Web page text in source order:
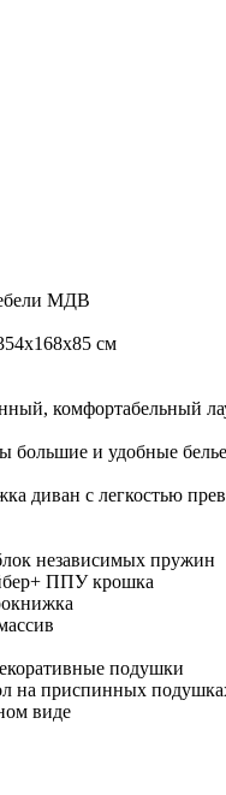
МДВ
см
комфортабельный
большие и удобные
диван с легкостью
независимых пружин
ППУ крошка
подушки
на приспинных
виде